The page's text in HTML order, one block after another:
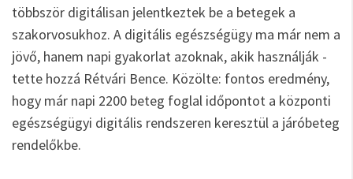
többször digitálisan jelentkeztek be a betegek a
szakorvosukhoz. A digitális egészségügy ma már nem a
jövő, hanem napi gyakorlat azoknak, akik használják -
tette hozzá Rétvári Bence. Közölte: fontos eredmény,
hogy már napi 2200 beteg foglal időpontot a központi
egészségügyi digitális rendszeren keresztül a járóbeteg
rendelőkbe.